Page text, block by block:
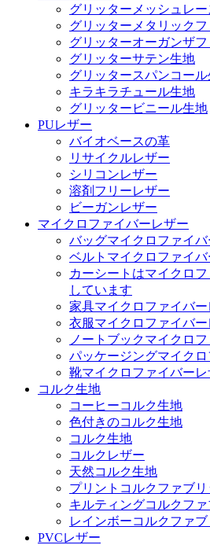
グリッターメッシュレ
グリッターメタリック
グリッターオーガンザ
グリッターサテン生地
グリッタースパンコー
キラキラチュール生地
グリッタービニール生地
PUレザー
バイオベースの革
リサイクルレザー
シリコンレザー
溶剤フリーレザー
ビーガンレザー
マイクロファイバーレザー
バッグマイクロファイ
ベルトマイクロファイ
カーシートはマイクロ
しています
家具マイクロファイバー
衣服マイクロファイバー
ノートブックマイクロ
パッケージングマイク
靴マイクロファイバーレ
コルク生地
コーヒーコルク生地
色付きのコルク生地
コルク生地
コルクレザー
天然コルク生地
プリントコルクファブリ
キルティングコルクファ
レインボーコルクファブ
PVCレザー